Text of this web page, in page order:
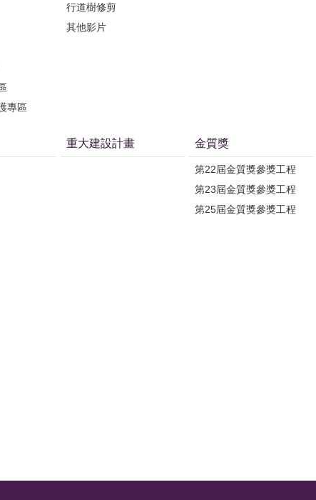
專區
行道樹修剪
其他影片
重大建設計畫 金質獎
第22屆金質獎參獎工程
第23屆金質獎參獎工程
第25屆金質獎參獎工程